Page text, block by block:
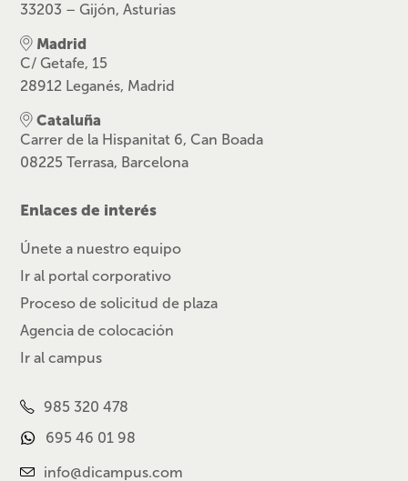
33203 – Gijón, Asturias
Madrid
C/ Getafe, 15
28912 Leganés, Madrid
Cataluña
Carrer de la Hispanitat 6, Can Boada
08225 Terrasa, Barcelona
Enlaces de interés
Únete a nuestro equipo
Ir al portal corporativo
Proceso de solicitud de plaza
Agencia de colocación
Ir al campus
985 320 478
695 46 01 98
info@dicampus.com